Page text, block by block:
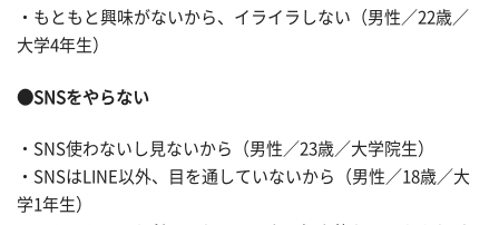
・もともと興味がないから、イライラしない（男性／22歳／
大学4年生）
●SNSをやらない
・SNS使わないし見ないから（男性／23歳／大学院生）
・SNSはLINE以外、目を通していないから（男性／18歳／大
学1年生）